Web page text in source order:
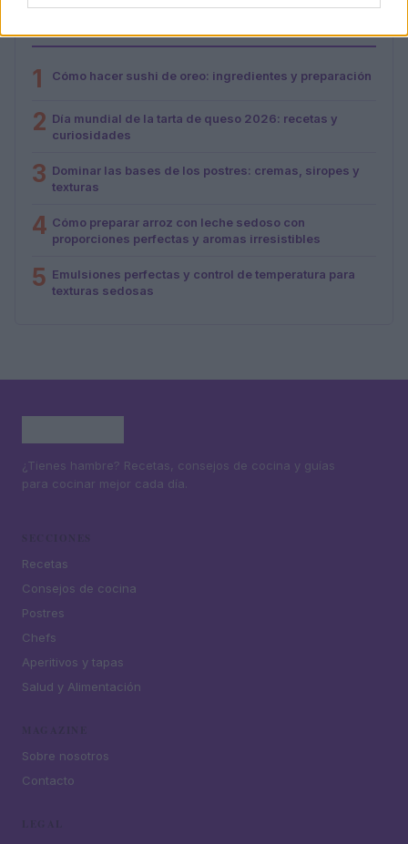
MÁS LEÍDOS
1 Cómo hacer sushi de oreo: ingredientes y preparación
2 Día mundial de la tarta de queso 2026: recetas y
curiosidades
3 Dominar las bases de los postres: cremas, siropes y
texturas
4 Cómo preparar arroz con leche sedoso con
proporciones perfectas y aromas irresistibles
5 Emulsiones perfectas y control de temperatura para
texturas sedosas
¿Tienes hambre? Recetas, consejos de cocina y guías
para cocinar mejor cada día.
Recetas
Consejos de cocina
Postres
Chefs
Aperitivos y tapas
Salud y Alimentación
Sobre nosotros
Contacto